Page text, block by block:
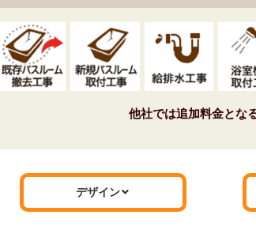
風呂フタ・風呂フタフック ドア
他社では追加料金とな
デザイン